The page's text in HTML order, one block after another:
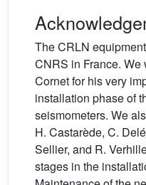
The CRLN
CNRS in France. We
Cornet for his very
installation phase of
seismometers. We
H. Castarède, C.
Sellier, and R.
stages in the